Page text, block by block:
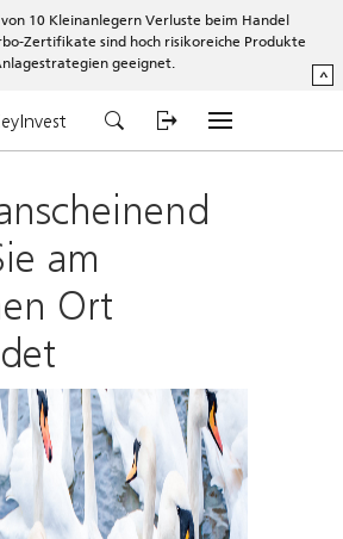
10 Kleinanlegern Verluste beim Handel
Zertifikate sind hoch risikoreiche Produkte
geeignet.
^
am
Ort